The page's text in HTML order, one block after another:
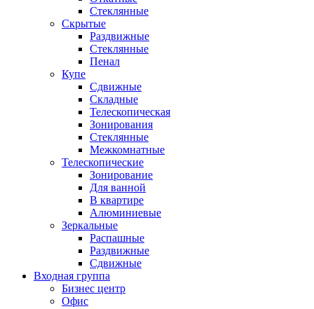
Стеклянные
Скрытые
Раздвижные
Стеклянные
Пенал
Купе
Сдвижные
Складные
Телескопическая
Зонирования
Стеклянные
Межкомнатные
Телескопические
Зонирование
Для ванной
В квартире
Алюминиевые
Зеркальные
Распашные
Раздвижные
Сдвижные
Входная группа
Бизнес центр
Офис